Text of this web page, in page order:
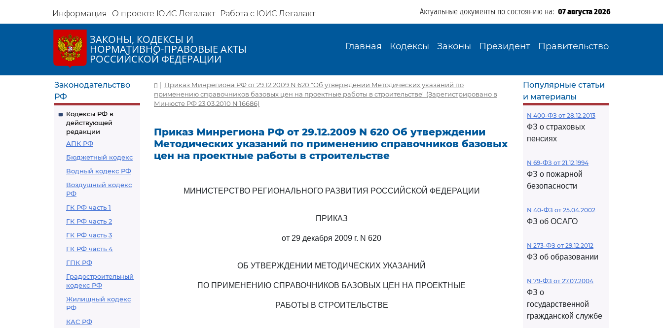
Информация О проекте ЮИС Легалакт Работа с ЮИС Легалакт Актуальные документы по состоянию на: 07 августа 2026
ЗАКОНЫ, КОДЕКСЫ И
НОРМАТИВНО-ПРАВОВЫЕ АКТЫ
РОССИЙСКОЙ ФЕДЕРАЦИИ
Главная Кодексы Законы Президент Правительство
Законодательство
РФ
Кодексы РФ в
действующей
редакции
АПК РФ
Бюджетный кодекс
Водный кодекс РФ
Воздушный кодекс
РФ
ГК РФ часть 1
ГК РФ часть 2
ГК РФ часть 3
ГК РФ часть 4
ГПК РФ
Градостроительный
кодекс РФ
Жилищный кодекс
РФ
КАС РФ
| Приказ Минрегиона РФ от 29.12.2009 N 620 "Об утверждении Методических указаний по
применению справочников базовых цен на проектные работы в строительстве" (Зарегистрировано в
Минюсте РФ 23.03.2010 N 16686)
Приказ Минрегиона РФ от 29.12.2009 N 620 Об утверждении
Методических указаний по применению справочников базовых
цен на проектные работы в строительстве
МИНИСТЕРСТВО РЕГИОНАЛЬНОГО РАЗВИТИЯ РОССИЙСКОЙ ФЕДЕРАЦИИ
ПРИКАЗ
от 29 декабря 2009 г. N 620
ОБ УТВЕРЖДЕНИИ МЕТОДИЧЕСКИХ УКАЗАНИЙ
ПО ПРИМЕНЕНИЮ СПРАВОЧНИКОВ БАЗОВЫХ ЦЕН НА ПРОЕКТНЫЕ
РАБОТЫ В СТРОИТЕЛЬСТВЕ
Популярные статьи
и материалы
N 400-ФЗ от 28.12.2013
ФЗ о страховых
пенсиях
N 69-ФЗ от 21.12.1994
ФЗ о пожарной
безопасности
N 40-ФЗ от 25.04.2002
ФЗ об ОСАГО
N 273-ФЗ от 29.12.2012
ФЗ об образовании
N 79-ФЗ от 27.07.2004
ФЗ о
государственной
гражданской службе